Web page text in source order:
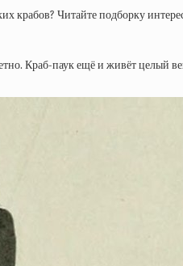
крабов? Читайте подборку
Краб-паук ещё и живёт целый